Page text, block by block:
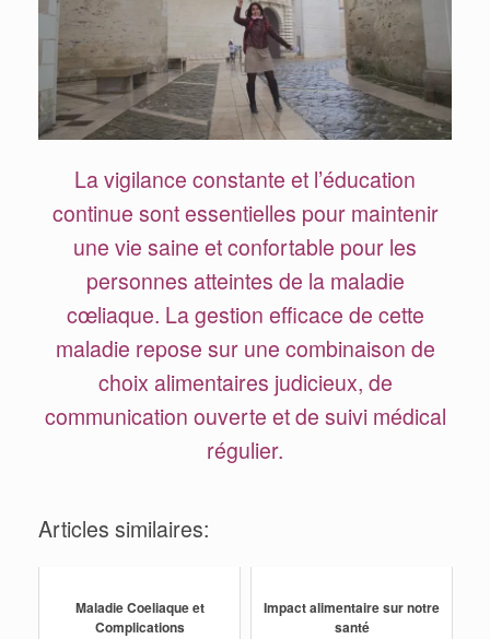
La vigilance constante et l’éducation
continue sont essentielles pour maintenir
une vie saine et confortable pour les
personnes atteintes de la maladie
cœliaque. La gestion efficace de cette
maladie repose sur une combinaison de
choix alimentaires judicieux, de
communication ouverte et de suivi médical
régulier.
Articles similaires:
Maladie Coeliaque et
Complications
Impact alimentaire sur notre
santé